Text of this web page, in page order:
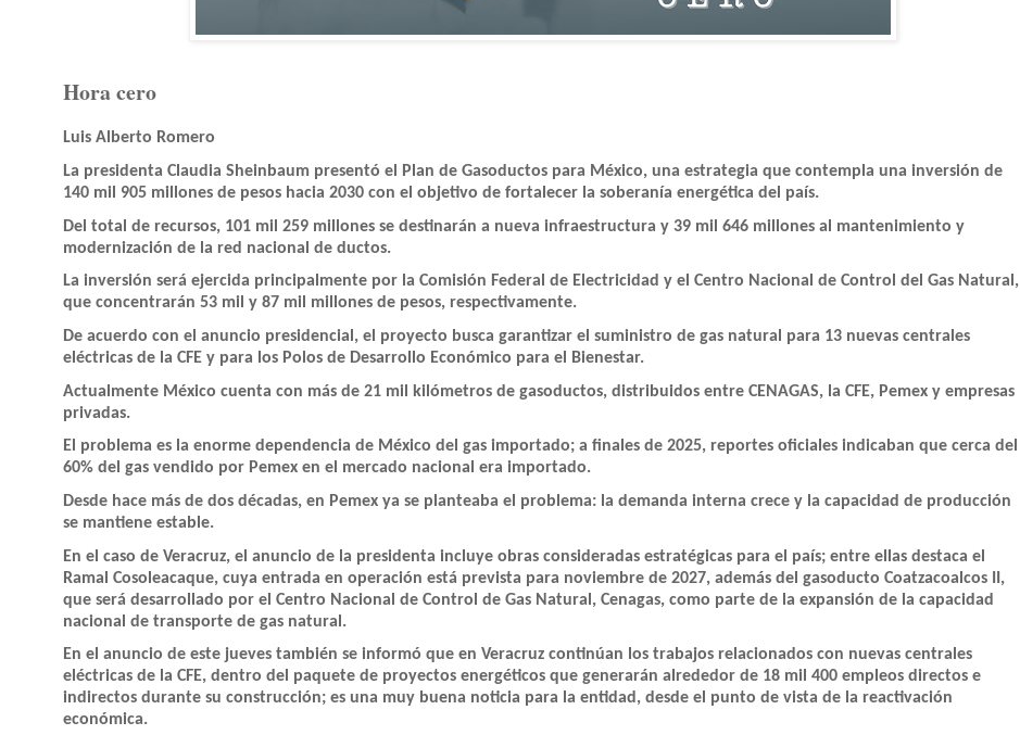
Hora cero
Luis Alberto Romero
La presidenta Claudia Sheinbaum presentó el Plan de Gasoductos para México, una estrategia que contempla una inversión de
140 mil 905 millones de pesos hacia 2030 con el objetivo de fortalecer la soberanía energética del país.
Del total de recursos, 101 mil 259 millones se destinarán a nueva infraestructura y 39 mil 646 millones al mantenimiento y
modernización de la red nacional de ductos.
La inversión será ejercida principalmente por la Comisión Federal de Electricidad y el Centro Nacional de Control del Gas Natural,
que concentrarán 53 mil y 87 mil millones de pesos, respectivamente.
De acuerdo con el anuncio presidencial, el proyecto busca garantizar el suministro de gas natural para 13 nuevas centrales
eléctricas de la CFE y para los Polos de Desarrollo Económico para el Bienestar.
Actualmente México cuenta con más de 21 mil kilómetros de gasoductos, distribuidos entre CENAGAS, la CFE, Pemex y empresas
privadas.
El problema es la enorme dependencia de México del gas importado; a finales de 2025, reportes oficiales indicaban que cerca del
60% del gas vendido por Pemex en el mercado nacional era importado.
Desde hace más de dos décadas, en Pemex ya se planteaba el problema: la demanda interna crece y la capacidad de producción
se mantiene estable.
En el caso de Veracruz, el anuncio de la presidenta incluye obras consideradas estratégicas para el país; entre ellas destaca el
Ramal Cosoleacaque, cuya entrada en operación está prevista para noviembre de 2027, además del gasoducto Coatzacoalcos II,
que será desarrollado por el Centro Nacional de Control de Gas Natural, Cenagas, como parte de la expansión de la capacidad
nacional de transporte de gas natural.
En el anuncio de este jueves también se informó que en Veracruz continúan los trabajos relacionados con nuevas centrales
eléctricas de la CFE, dentro del paquete de proyectos energéticos que generarán alrededor de 18 mil 400 empleos directos e
indirectos durante su construcción; es una muy buena noticia para la entidad, desde el punto de vista de la reactivación
económica.